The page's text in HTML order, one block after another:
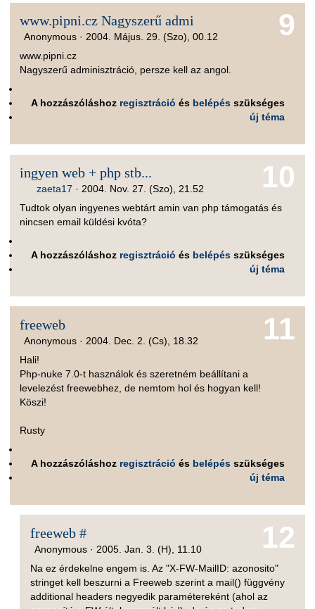
9
www.pipni.cz Nagyszerű admi
Anonymous · 2004. Május. 29. (Szo), 00.12
www.pipni.cz
Nagyszerű adminisztráció, persze kell az angol.
A hozzászóláshoz regisztráció és belépés szükséges
új téma
10
ingyen web + php stb...
zaeta17 · 2004. Nov. 27. (Szo), 21.52
Tudtok olyan ingyenes webtárt amin van php támogatás és
nincsen email küldési kvóta?
A hozzászóláshoz regisztráció és belépés szükséges
új téma
11
freeweb
Anonymous · 2004. Dec. 2. (Cs), 18.32
Hali!
Php-nuke 7.0-t használok és szeretném beállítani a
levelezést freewebhez, de nemtom hol és hogyan kell!
Köszi!
Rusty
A hozzászóláshoz regisztráció és belépés szükséges
új téma
12
freeweb #
Anonymous · 2005. Jan. 3. (H), 11.10
Na ez érdekelne engem is. Az "X-FW-MailID: azonosito"
stringet kell beszurni a Freeweb szerint a mail() függvény
additional headers negyedik paramétereként (ahol az